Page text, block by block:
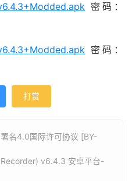
密码：
密码：
打赏
名4.0国际许可协议 [BY-
v6.4.3 安卓平台-